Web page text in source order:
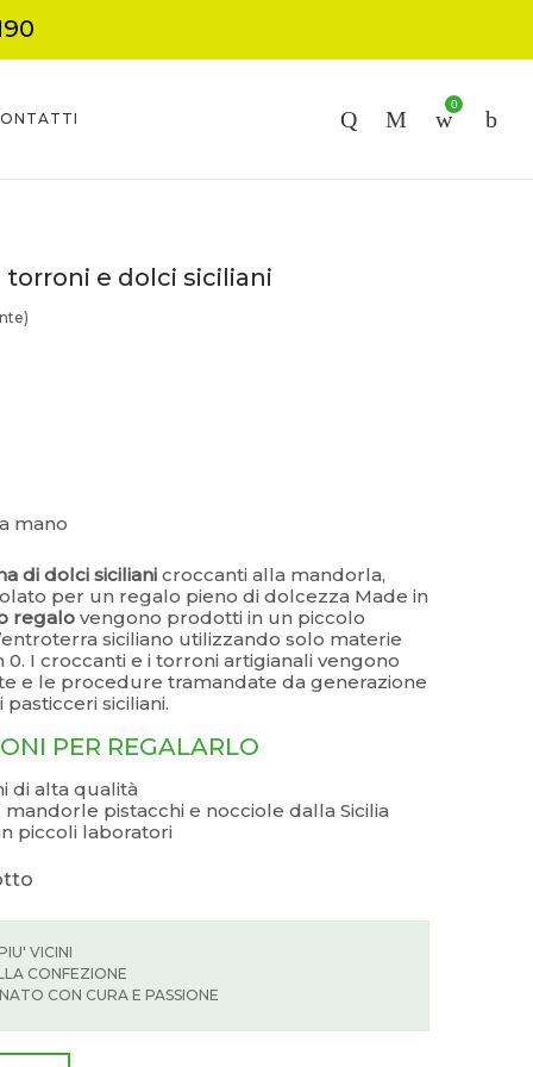
0
torroni e dolci siciliani
mano
di dolci siciliani croccanti alla mandorla,
per un regalo pieno di dolcezza Made in
regalo vengono prodotti in un piccolo
siciliano utilizzando solo materie
I croccanti e i torroni artigianali vengono
e le procedure tramandate da generazione
siciliani.
PER REGALARLO
di alta qualità
pistacchi e nocciole dalla Sicilia
piccoli laboratori
VICINI
CONFEZIONE
CON CURA E PASSIONE